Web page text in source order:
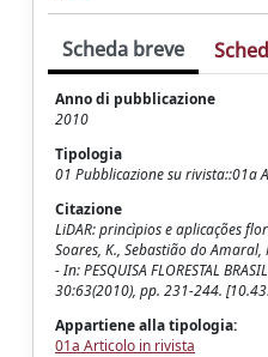
Scheda breve
Anno di pubblicazione
2010
Tipologia
01 Pubblicazione su rivista::01a
Citazione
LiDAR: princìpios e aplicações
Soares, K., Sebastião do
- In: PESQUISA FLORESTAL
30:63(2010), pp. 231-244.
Appartiene alla tipologia:
01a Articolo in rivista